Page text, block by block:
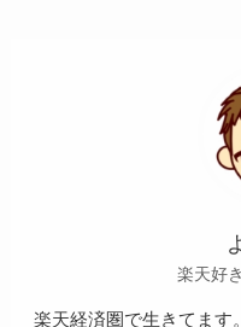
楽天好
楽天経済圏で生きてます。